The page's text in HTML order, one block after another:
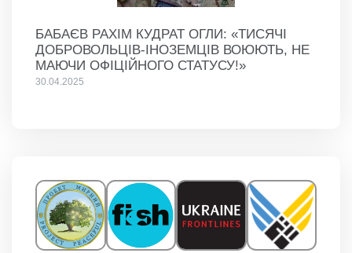
БАБАЄВ РАХІМ КУДРАТ ОГЛИ: «ТИСЯЧІ
ДОБРОВОЛЬЦІВ-ІНОЗЕМЦІВ ВОЮЮТЬ, НЕ
МАЮЧИ ОФІЦІЙНОГО СТАТУСУ!»
30.04.2025